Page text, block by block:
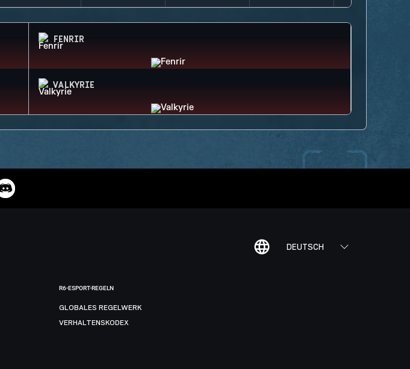
FENRIR
VALKYRIE
DEUTSCH
R6-ESPORT-REGELN
GLOBALES REGELWERK
VERHALTENSKODEX